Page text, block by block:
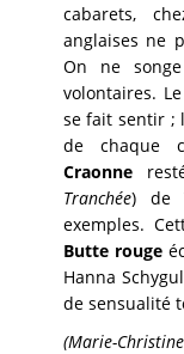
cabarets,
anglaises ne
On ne
volontaires.
se fait sentir ;
de chaque
Craonne
Tranchée) de
exemples.
Butte rouge
Hanna
de sensualité
(Marie-